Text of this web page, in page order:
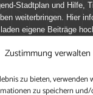
Zustimmung verwalten
zu bieten, verwenden
zu speichern
Stadtplan und Hilfe,
weiterbringen. Hier
eigene Beiträge
wie dir.